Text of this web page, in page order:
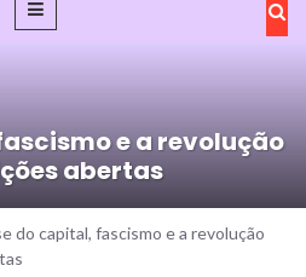
e a revolução
abertas
do capital, fascismo e a revolução